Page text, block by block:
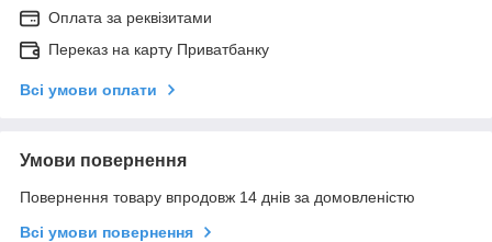
Оплата за реквізитами
Переказ на карту Приватбанку
Всі умови оплати
Умови повернення
Повернення товару впродовж 14 днів за домовленістю
Всі умови повернення